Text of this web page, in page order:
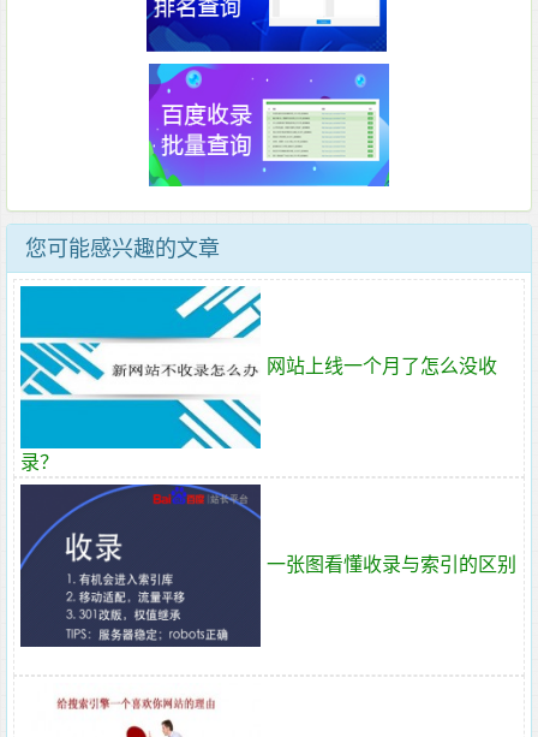
您可能感兴趣的文章
网站上线一个月了怎么没收
录？
一张图看懂收录与索引的区别